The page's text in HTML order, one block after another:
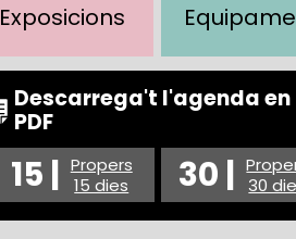
Exposicions
Descarrega't l'agenda en
PDF
15 | Propers
15 dies
30 |
30